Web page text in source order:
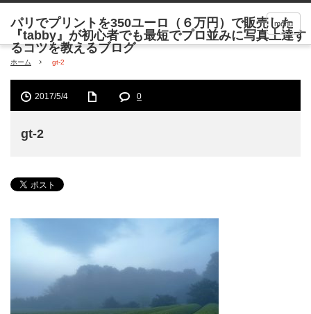
menu
ホーム gt-2
2017/5/4 0
gt-2